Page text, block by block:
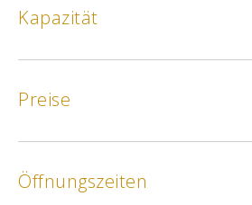
Kapazität
Preise
A la carte
Min.16€
Öffnungszeiten